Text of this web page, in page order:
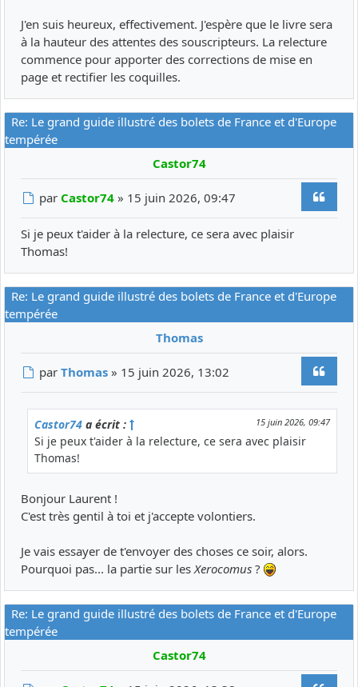
J'en suis heureux, effectivement. J'espère que le livre sera
à la hauteur des attentes des souscripteurs. La relecture
commence pour apporter des corrections de mise en
page et rectifier les coquilles.
Re: Le grand guide illustré des bolets de France et d'Europe
tempérée
Castor74
Message
par Castor74 » 15 juin 2026, 09:47
Si je peux t'aider à la relecture, ce sera avec plaisir
Thomas!
Re: Le grand guide illustré des bolets de France et d'Europe
tempérée
Thomas
Message
parThomas » 15 juin 2026, 13:02
15 juin 2026, 09:47
Castor74 a écrit :
Si je peux t'aider à la relecture, ce sera avec plaisir
Thomas!
Bonjour Laurent !
C'est très gentil à toi et j'accepte volontiers.
Je vais essayer de t'envoyer des choses ce soir, alors.
Pourquoi pas... la partie sur lesXerocomus ?
Re: Le grand guide illustré des bolets de France et d'Europe
tempérée
Castor74